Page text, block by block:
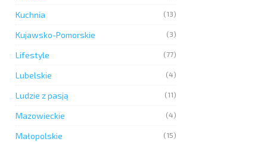
Kuchnia (13)
Kujawsko-Pomorskie (3)
Lifestyle (77)
Lubelskie (4)
Ludzie z pasją (11)
Mazowieckie (4)
Małopolskie (15)